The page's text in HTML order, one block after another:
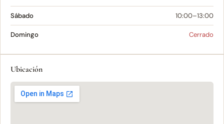
Sábado 10:00–13:00
Domingo Cerrado
Ubicación